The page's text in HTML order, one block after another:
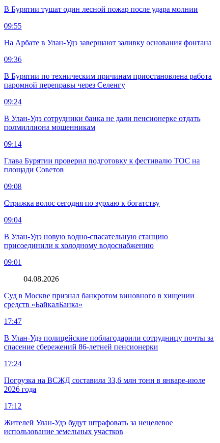
В Бурятии тушат один лесной пожар после удара молнии
09:55
На Арбате в Улан-Удэ завершают заливку основания фонтана
09:36
В Бурятии по техническим причинам приостановлена работа
паромной переправы через Селенгу
09:24
В Улан-Удэ сотрудники банка не дали пенсионерке отдать
полмиллиона мошенникам
09:14
Глава Бурятии проверил подготовку к фестивалю ТОС на
площади Советов
09:08
Стрижка волос сегодня по зурхаю к богатству
09:04
В Улан-Удэ новую водно‑спасательную станцию
присоединили к холодному водоснабжению
09:01
04.08.2026
Суд в Москве признал банкротом виновного в хищении
средств «БайкалБанка»
17:47
В Улан-Удэ полицейские поблагодарили сотрудницу почты за
спасение сбережений 86-летней пенсионерки
17:24
Погрузка на ВСЖД составила 33,6 млн тонн в январе-июле
2026 года
17:12
Жителей Улан-Удэ будут штрафовать за нецелевое
использование земельных участков